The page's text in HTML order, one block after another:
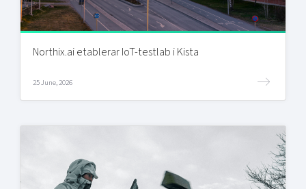
Northix.ai etablerar IoT-testlab i Kista
25 June, 2026